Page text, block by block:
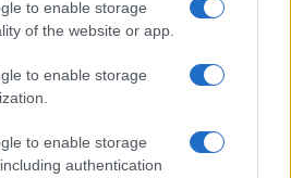
to enable storage
of the website or app.
to enable storage
to enable storage
authentication
Diturco